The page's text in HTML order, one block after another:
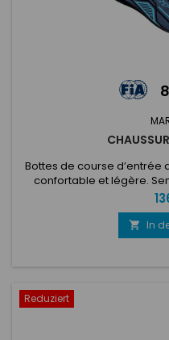
Bottes de course
confortable et légère.
antidérapant résistant
(adhérence élevée dans
à long terme). Cheville
augmenter le confort
 In
Reduziert